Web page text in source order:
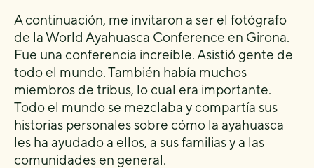
A continuación, me invitaron a ser el fotógrafo
de la World Ayahuasca Conference en Girona.
Fue una conferencia increíble. Asistió gente de
todo el mundo. También había muchos
miembros de tribus, lo cual era importante.
Todo el mundo se mezclaba y compartía sus
historias personales sobre cómo la ayahuasca
les ha ayudado a ellos, a sus familias y a las
comunidades en general.